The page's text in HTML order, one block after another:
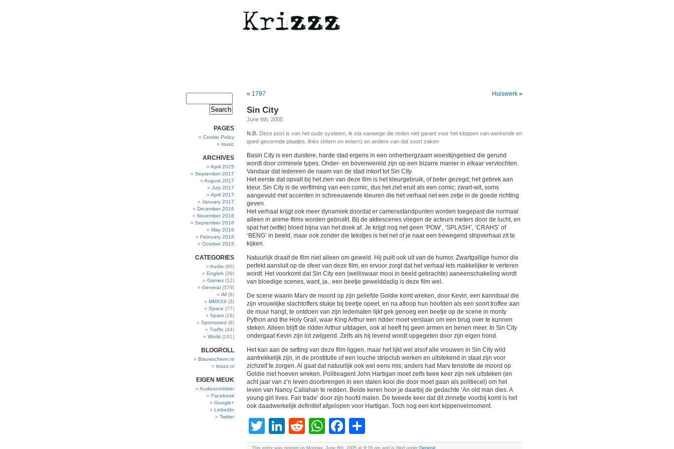
PAGES
Cookie Policy
music
ARCHIVES
April 2025
September 2017
August 2017
July 2017
April 2017
January 2017
December 2016
November 2016
September 2016
May 2016
February 2016
October 2015
CATEGORIES
Audio (80)
English (39)
Games (12)
General (579)
IM (6)
MMXXII (3)
Space (77)
Spam (18)
Sponsored (8)
Traffic (44)
World (181)
BLOGROLL
Blauwscherm.nl
krizzz.nl
EIGEN MEUK
Audioscrobbler
Facebook
Google+
LinkedIn
Twitter
« 1797 Huiswerk »
Sin City
June 6th, 2005
N.B. Deze post is van het oude systeem, ik sta vanwege die reden niet garant voor het kloppen van werkende en
goed gevormde plaatjes, links (intern en extern) en andere van dat soort zaken
Basin City is een duistere, harde stad ergens in een onherbergzaam woestijngebied die gerund
wordt door criminele types. Onder- en bovenwereld zijn op een bizarre manier in elkaar vervlochten.
Vandaar dat iedereen de naam van de stad inkort tot Sin City.
Het eerste dat opvalt bij het zien van deze film is het kleurgebruik, of beter gezegd; het gebrek aan
kleur. Sin City is de verfilming van een comic, dus het ziet eruit als een comic; zwart-wit, soms
aangevuld met accenten in schreeuwende kleuren die het verhaal net een zetje in de goede richting
geven.
Het verhaal krijgt ook meer dynamiek doordat er camerastandpunten worden toegepast die normaal
alleen in anime-films worden gebruikt. Bij de aktiescenes vliegen de acteurs meters door de lucht, en
spat het (witte) bloed bijna van het doek af. Je krijgt nog net geen ‘POW’, ‘SPLASH’, ‘CRAHS’ of
‘BENG’ in beeld, maar ook zonder die tekstjes is het net of je naar een bewegend stripverhaal zit te
kijken.
Natuurlijk draait de film niet alleen om geweld. Hij puilt ook uit van de humor. Zwartgallige humor die
perfekt aansluit op de sfeer van deze film, en ervoor zorgt dat het verhaal iets makkelijker te verteren
wordt. Het voorkomt dat Sin City een (welliswaar mooi in beeld gebrachte) aaneenschakeling wordt
van bloedige scenes, want, ja.. een beetje gewelddadig is deze film wel.
De scene waarin Marv de moord op zijn geliefde Goldie komt wreken, door Kevin, een kannibaal die
zijn vrouwlijke slachtoffers stukje bij beetje opeet, en na afloop hun hoofden als een soort troffee aan
de muur hangt, te ontdoen van zijn ledematen lijkt gek genoeg een beetje op de scene in monty
Python and the Holy Grail, waar King Arthur een ridder moet verslaan om een brug over te kunnen
steken. Alleen blijft de ridder Arthur uitdagen, ook al heeft hij geen armen en benen meer. In Sin City
ondergaat Kevin zijn lot zwijgend. Zelfs als hij levend wordt opgegeten door zijn eigen hond.
Het kan aan de setting van deze film liggen, maar het lijkt wel alsof alle vrouwen in Sin City wild
aantrekkelijk zijn, in de prostitutie of een louche stripclub werken en uitstekend in staat zijn voor
zichzelf te zorgen. Al gaat dat natuurlijk ook wel eens mis; anders had Marv tenslotte de moord op
Goldie niet hoeven wreken. Politieagent John Hartigan moet zelfs twee keer zijn nek uitsteken (en
acht jaar van z’n leven doorbrengen in een stalen kooi die door moet gaan als politiecel) om het
leven van Nancy Callahan te redden. Beide keren hoor je daarbij de gedachte ‘An old man dies. A
young girl lives. Fair trade’ door zijn hoofd malen. De tweede keer dat dit zinnetje voorbij komt is het
ook daadwerkelijk definitief afgelopen voor Hartigan. Toch nog een kort kippenvelmoment.
Twitter
LinkedIn
RedditWhatsApp
Facebook
This entry was posted on Monday, June 6th, 2005 at 9:18 pm and is filed under General